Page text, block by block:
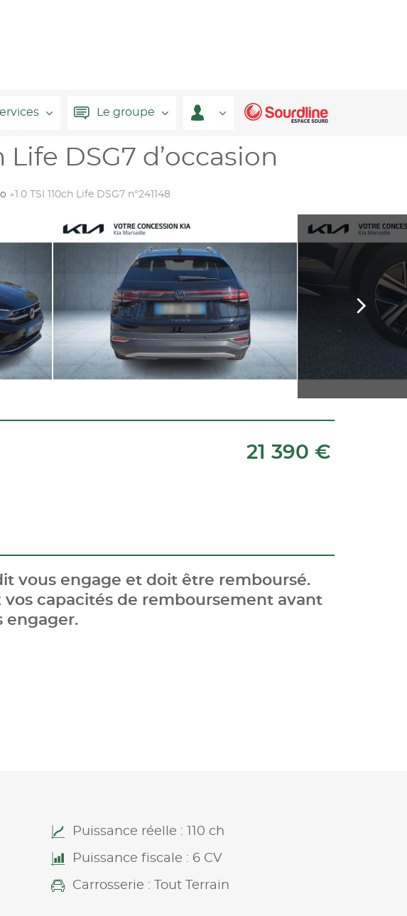
Le groupe
Life DSG7 d’occasion
1.0 TSI 110ch Life DSG7 n°241148
21 390 €
vous engage et doit être remboursé.
vos capacités de remboursement avant
engager.
Puissance réelle : 110 ch
Puissance fiscale : 6 CV
Carrosserie : Tout Terrain